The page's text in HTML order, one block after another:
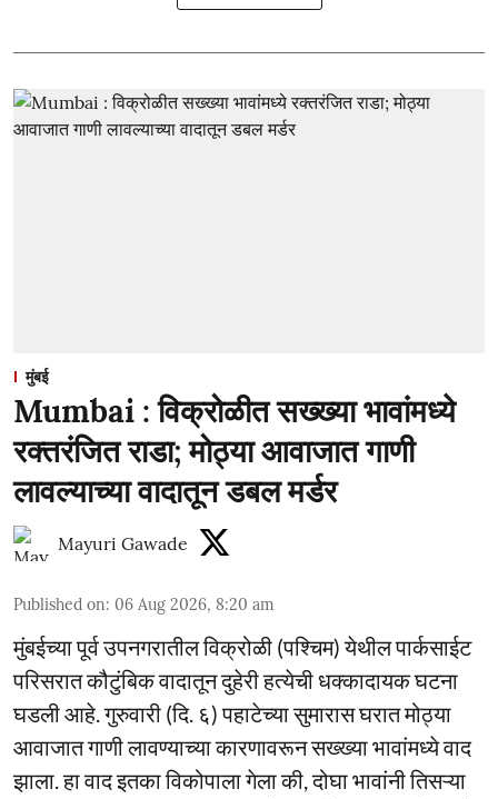
मुंबई
Mumbai : विक्रोळीत सख्ख्या भावांमध्ये
रक्तरंजित राडा; मोठ्या आवाजात गाणी
लावल्याच्या वादातून डबल मर्डर
Mayuri Gawade
Published on: 06 Aug 2026, 8:20 am
मुंबईच्या पूर्व उपनगरातील विक्रोळी (पश्चिम) येथील पार्कसाईट
परिसरात कौटुंबिक वादातून दुहेरी हत्येची धक्कादायक घटना
घडली आहे. गुरुवारी (दि. ६) पहाटेच्या सुमारास घरात मोठ्या
आवाजात गाणी लावण्याच्या कारणावरून सख्ख्या भावांमध्ये वाद
झाला. हा वाद इतका विकोपाला गेला की, दोघा भावांनी तिसऱ्या